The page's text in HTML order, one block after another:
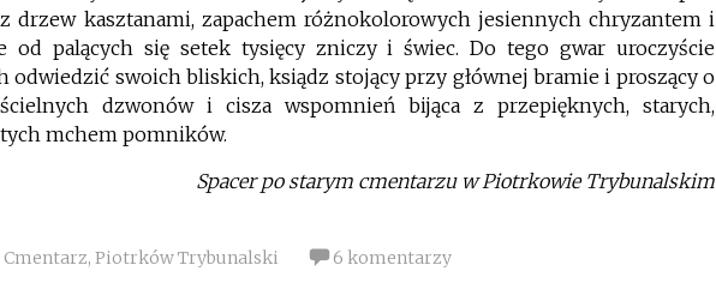
drzew kasztanami, zapachem różnokolorowych jesiennych chryzantem i
od palących się setek tysięcy zniczy i świec. Do tego gwar uroczyście
odwiedzić swoich bliskich, ksiądz stojący przy głównej bramie i proszący o
dzwonów i cisza wspomnień bijąca z przepięknych, starych,
mchem pomników.
Spacer po starym cmentarzu w Piotrkowie Trybunalskim
Cmentarz, Piotrków Trybunalski 6 komentarzy